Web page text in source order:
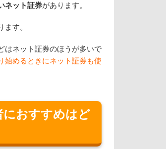
ネット証券があります。
ます。
はネット証券のほうが多いで
始めるときにネット証券も使
におすすめはど